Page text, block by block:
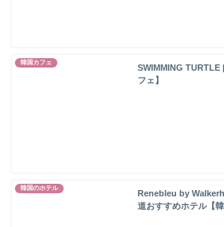
韓国カフェ
SWIMMING TURTLE
フェ】
韓国のホテル
Renebleu by
道おすすめホテル【韓